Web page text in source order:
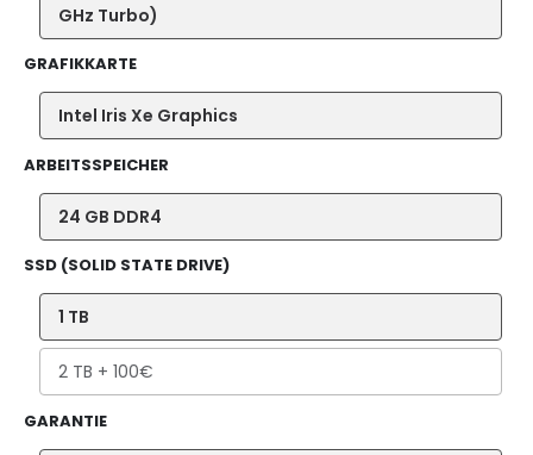
GHz Turbo)
GRAFIKKARTE
Intel Iris Xe Graphics
ARBEITSSPEICHER
24 GB DDR4
SSD (SOLID STATE DRIVE)
1 TB
2 TB + 100€
GARANTIE